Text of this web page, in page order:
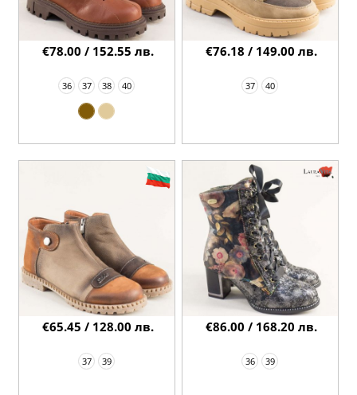
36 37 38 40
€78.00 / 152.55 лв.
37 40
€76.18 / 149.00 лв.
37 39
€65.45 / 128.00 лв.
36 39
€86.00 / 168.20 лв.